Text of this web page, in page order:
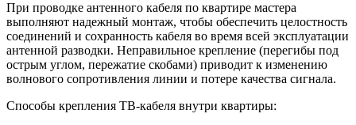
При проводке антенного кабеля по квартире мастера
выполняют надежный монтаж, чтобы обеспечить целостность
соединений и сохранность кабеля во время всей эксплуатации
антенной разводки. Неправильное крепление (перегибы под
острым углом, пережатие скобами) приводит к изменению
волнового сопротивления линии и потере качества сигнала.
Способы крепления ТВ-кабеля внутри квартиры: